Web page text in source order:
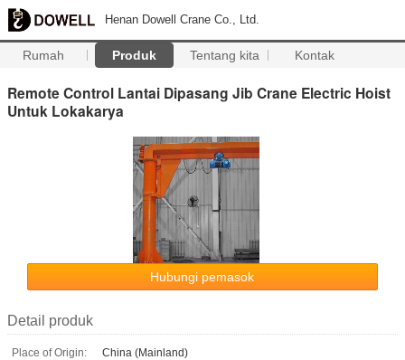
Henan Dowell Crane Co., Ltd.
Rumah Produk Tentang kita Kontak
Remote Control Lantai Dipasang Jib Crane Electric Hoist
Untuk Lokakarya
Hubungi pemasok
Detail produk
Place of Origin:
China (Mainland)